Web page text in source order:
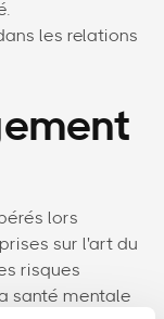
les relations
lors
sur l'art du
risques
santé mentale